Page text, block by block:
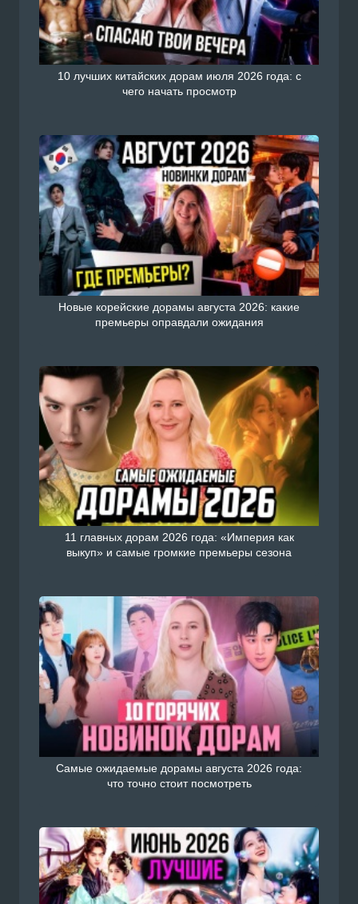
10 лучших китайских дорам июля 2026 года: с
чего начать просмотр
Новые корейские дорамы августа 2026: какие
премьеры оправдали ожидания
11 главных дорам 2026 года: «Империя как
выкуп» и самые громкие премьеры сезона
Самые ожидаемые дорамы августа 2026 года:
что точно стоит посмотреть